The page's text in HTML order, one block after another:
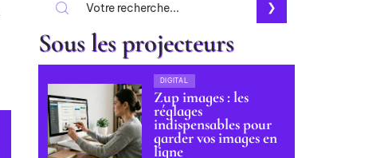
Sous les projecteurs
DIGITAL
Zup images : les
réglages
indispensables pour
garder vos images en
ligne